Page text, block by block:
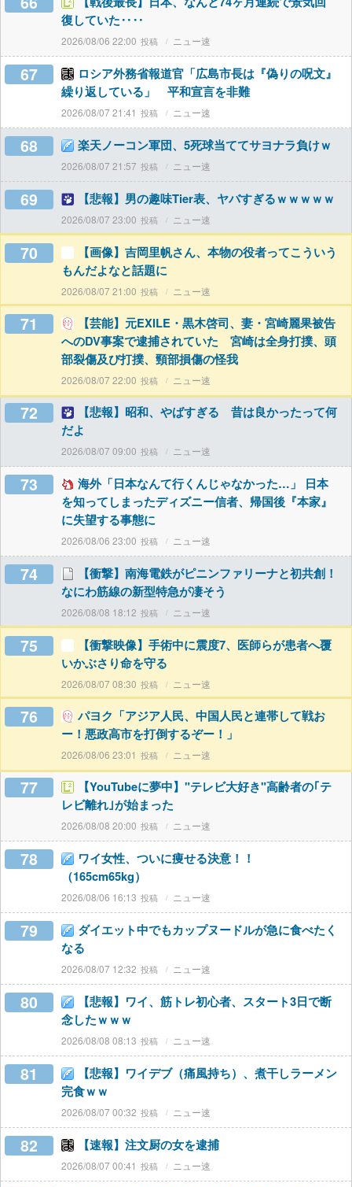
復していた‥‥
2026/08/06 22:00 ニュー速
67
ロシア外務省報道官「広島市長は『偽りの呪文』
繰り返している」 平和宣言を非難
2026/08/07 21:41 ニュー速
68 楽天ノーコン軍団、5死球当ててサヨナラ負けｗ
2026/08/07 21:57 ニュー速
69 【悲報】男の趣味Tier表、ヤバすぎるｗｗｗｗｗ
2026/08/07 23:00 ニュー速
70
【画像】吉岡里帆さん、本物の役者ってこういう
もんだよなと話題に
2026/08/07 21:00 ニュー速
71
【芸能】元EXILE・黒木啓司、妻・宮崎麗果被告
へのDV事案で逮捕されていた 宮崎は全身打撲、頭
部裂傷及び打撲、頸部損傷の怪我
2026/08/07 22:00 ニュー速
72
【悲報】昭和、やばすぎる 昔は良かったって何
だよ
2026/08/07 09:00 ニュー速
73
海外「日本なんて行くんじゃなかった…」 日本
を知ってしまったディズニー信者、帰国後『本家』
に失望する事態に
2026/08/06 23:00 ニュー速
74
【衝撃】南海電鉄がピニンファリーナと初共創！
なにわ筋線の新型特急が凄そう
2026/08/08 18:12 ニュー速
75
【衝撃映像】手術中に震度7、医師らが患者へ覆
いかぶさり命を守る
2026/08/07 08:30 ニュー速
76
パヨク「アジア人民、中国人民と連帯して戦お
ー！悪政高市を打倒するぞー！」
2026/08/06 23:01 ニュー速
77
【YouTubeに夢中】"テレビ大好き"高齢者の｢テ
レビ離れ｣が始まった
2026/08/08 20:00 ニュー速
78
ワイ女性、ついに痩せる決意！！
（165cm65kg）
2026/08/06 16:13 ニュー速
79
ダイエット中でもカップヌードルが急に食べたく
なる
2026/08/07 12:32 ニュー速
80
【悲報】ワイ、筋トレ初心者、スタート3日で断
念したｗｗｗ
2026/08/08 08:13 ニュー速
81
【悲報】ワイデブ（痛風持ち）、煮干しラーメン
完食ｗｗ
2026/08/07 00:32 ニュー速
82 【速報】注文厨の女を逮捕
2026/08/07 00:41 ニュー速